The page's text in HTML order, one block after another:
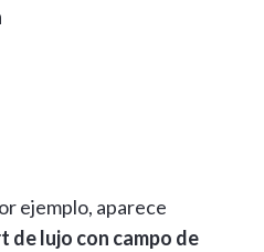
ejemplo, aparece
de lujo con campo de